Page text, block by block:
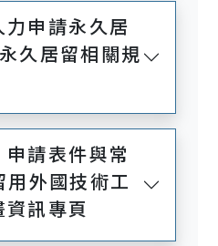
申請永久居
久居留相關規
請表件與常
外國技術工
訊專頁